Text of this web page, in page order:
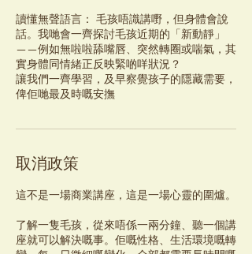
讀懂無聲語言： 毛孩唔識講嘢，但身體會說
話。我哋會一齊探討毛孩近期的「新動靜」
——例如無啦啦舔嘴唇、突然轉圈或喘氣，其
實身體同情緒正反映緊啲咩狀況？
讓我們一齊學習，及早察覺孩子的隱藏需要，
俾佢哋最及時嘅安撫
取消政策
這不是一場商業講座，這是一場心靈的圍爐。
了解一隻毛孩，從來唔係一兩分鐘、聽一個講
座就可以解決嘅事。佢嘅性格、生活環境嘅轉